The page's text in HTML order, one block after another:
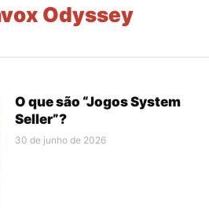
Odyssey
O que são “Jogos System
Seller”?
30 de junho de 2026